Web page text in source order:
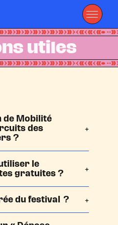
utiles
de Mobilité
des
?
le
gratuites ?
du festival ?